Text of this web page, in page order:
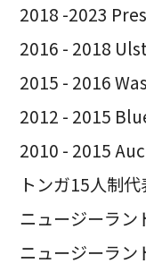
2018 -2023
2016 - 2018
2015 - 2016
2012 - 2015
2010 - 2015
トンガ15人制
ニュージーラン
ニュージーラン